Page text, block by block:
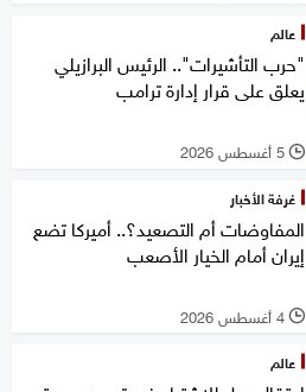
عالم
"حرب التأشيرات".. الرئيس البرازيلي
يعلق على قرار إدارة ترامب
l 5 أغسطس 2026
غرفة الأخبار
المفاوضات أم التصعيد؟.. أميركا تضع
إيران أمام الخيار الأصعب
l 4 أغسطس 2026
عالم